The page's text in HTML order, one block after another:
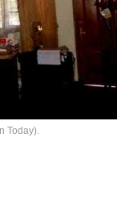
Today).